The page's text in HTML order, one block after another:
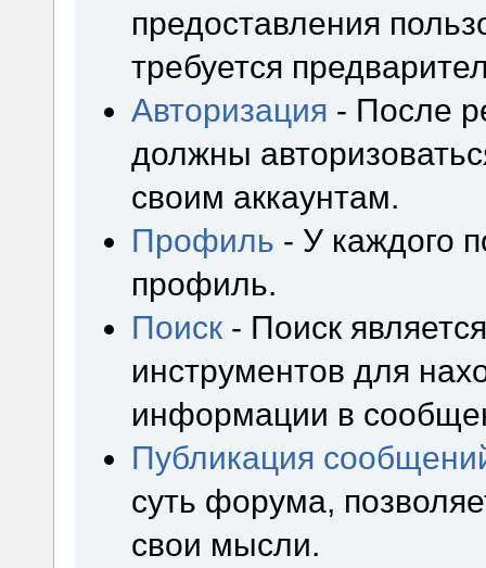
предоставления
требуется
Авторизация - После
должны
своим аккаунтам.
Профиль - У каждого
профиль.
Поиск - Поиск
инструментов для
информации в
Публикация
суть форума,
свои мысли.